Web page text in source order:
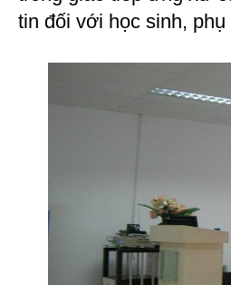
tin đối với học sinh,